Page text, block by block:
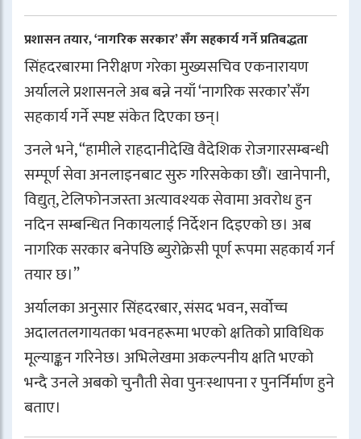
प्रशासन तयार, ‘नागरिक सरकार’ सँग सहकार्य गर्ने प्रतिबद्धता
सिंहदरबारमा निरीक्षण गरेका मुख्यसचिव एकनारायण
अर्यालले प्रशासनले अब बन्ने नयाँ ‘नागरिक सरकार’सँग
सहकार्य गर्ने स्पष्ट संकेत दिएका छन्।
उनले भने, “हामीले राहदानीदेखि वैदेशिक रोजगारसम्बन्धी
सम्पूर्ण सेवा अनलाइनबाट सुरु गरिसकेका छौं। खानेपानी,
विद्युत्, टेलिफोनजस्ता अत्यावश्यक सेवामा अवरोध हुन
नदिन सम्बन्धित निकायलाई निर्देशन दिइएको छ। अब
नागरिक सरकार बनेपछि ब्युरोक्रेसी पूर्ण रूपमा सहकार्य गर्न
तयार छ।”
अर्यालका अनुसार सिंहदरबार, संसद भवन, सर्वोच्च
अदालतलगायतका भवनहरूमा भएको क्षतिको प्राविधिक
मूल्याङ्कन गरिनेछ। अभिलेखमा अकल्पनीय क्षति भएको
भन्दै उनले अबको चुनौती सेवा पुनःस्थापना र पुनर्निर्माण हुने
बताए।